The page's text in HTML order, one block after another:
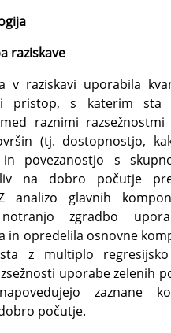
raziskave
v raziskavi uporabila
pristop, s katerim sta
raznimi razsežnostmi
(tj. dostopnostjo,
povezanostjo s
na dobro počutje
analizo glavnih
zgradbo
in opredelila osnovne
z multiplo regresijsko
uporabe zelenih
zaznane
počutje.